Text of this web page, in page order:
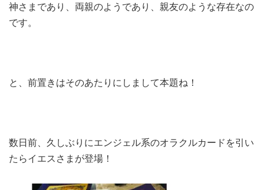
神さまであり、両親のようであり、親友のような存在なの
です。
と、前置きはそのあたりにしまして本題ね！
数日前、久しぶりにエンジェル系のオラクルカードを引い
たらイエスさまが登場！